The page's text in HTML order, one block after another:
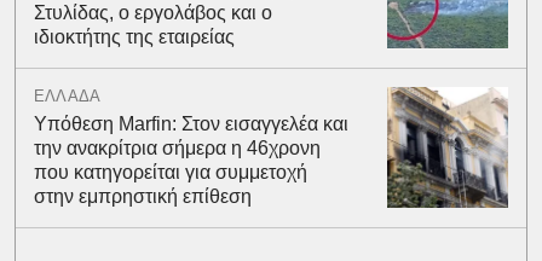
Στυλίδας, ο εργολάβος και ο
ιδιοκτήτης της εταιρείας
ΕΛΛΑΔΑ
Υπόθεση Marfin: Στον εισαγγελέα και
την ανακρίτρια σήμερα η 46χρονη
που κατηγορείται για συμμετοχή
στην εμπρηστική επίθεση